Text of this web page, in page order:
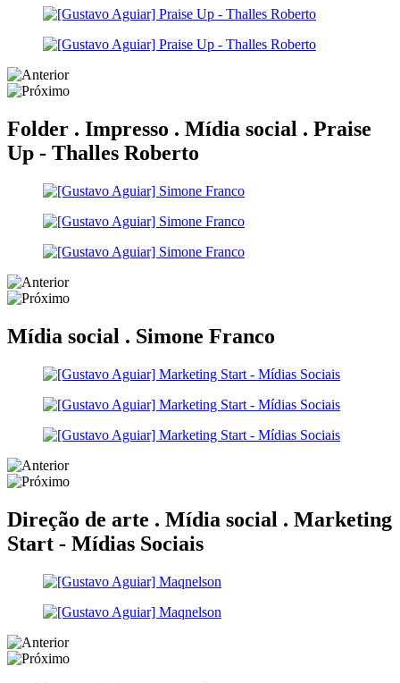
Folder . Impresso . Mídia social . Praise
Up - Thalles Roberto
Mídia social . Simone Franco
Direção de arte . Mídia social . Marketing
Start - Mídias Sociais